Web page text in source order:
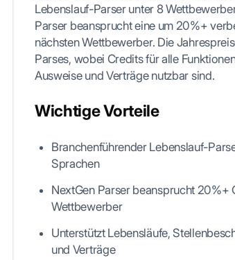
Lebenslauf-Parser unter 8
Parser beansprucht eine um 20%+
nächsten Wettbewerber. Die
Parses, wobei Credits für alle
Ausweise und Verträge nutzbar sind.
Wichtige Vorteile
Branchenführender Lebenslauf-
Sprachen
NextGen Parser beansprucht 20%+
Wettbewerber
Unterstützt Lebensläufe,
und Verträge